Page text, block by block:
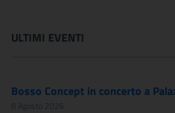
ULTIMI EVENTI
Bosso Concept in concerto a
8 Agosto 2026